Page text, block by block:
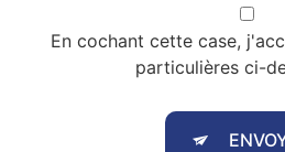
En cochant cette case,
particulières ci-